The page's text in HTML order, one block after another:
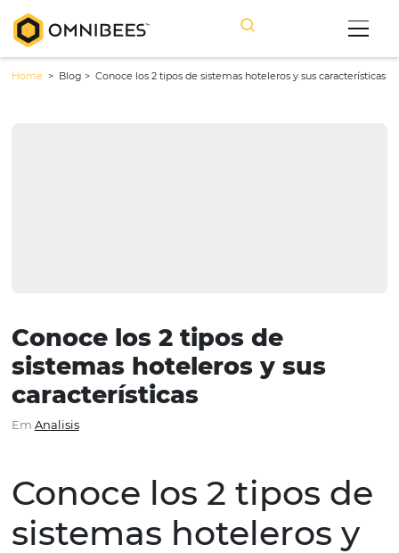
Conoce los 2 tipos de
sistemas hoteleros y sus
EmAnalisis